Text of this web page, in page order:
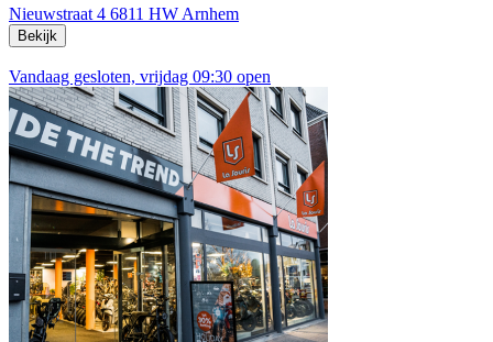
Nieuwstraat 4 6811 HW Arnhem
Bekijk
Vandaag gesloten, vrijdag 09:30 open